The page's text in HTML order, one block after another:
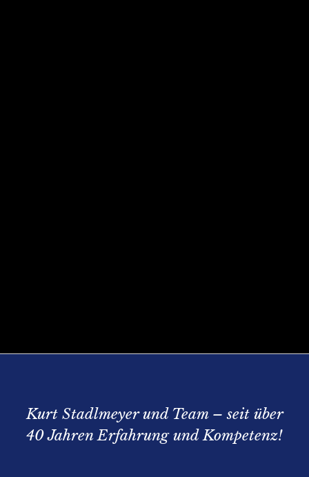
Kurt Stadlmeyer und Team – seit über
40 Jahren Erfahrung und Kompetenz!